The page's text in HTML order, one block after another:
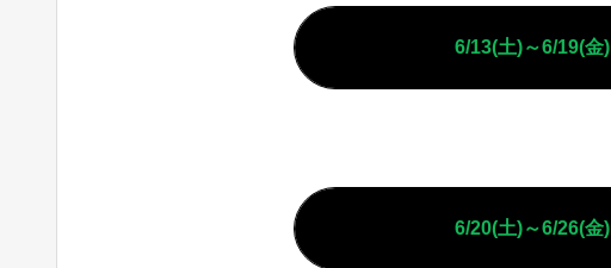
6/13(土)～6/19(金)
6/20(土)～6/26(金)